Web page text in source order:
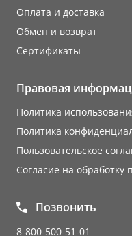
Оплата и доставка
Обмен и возврат
Сертификаты
Правовая
Политика
Политика
Пользовательское
Согласие на
Позвонить
8-800-500-51-01